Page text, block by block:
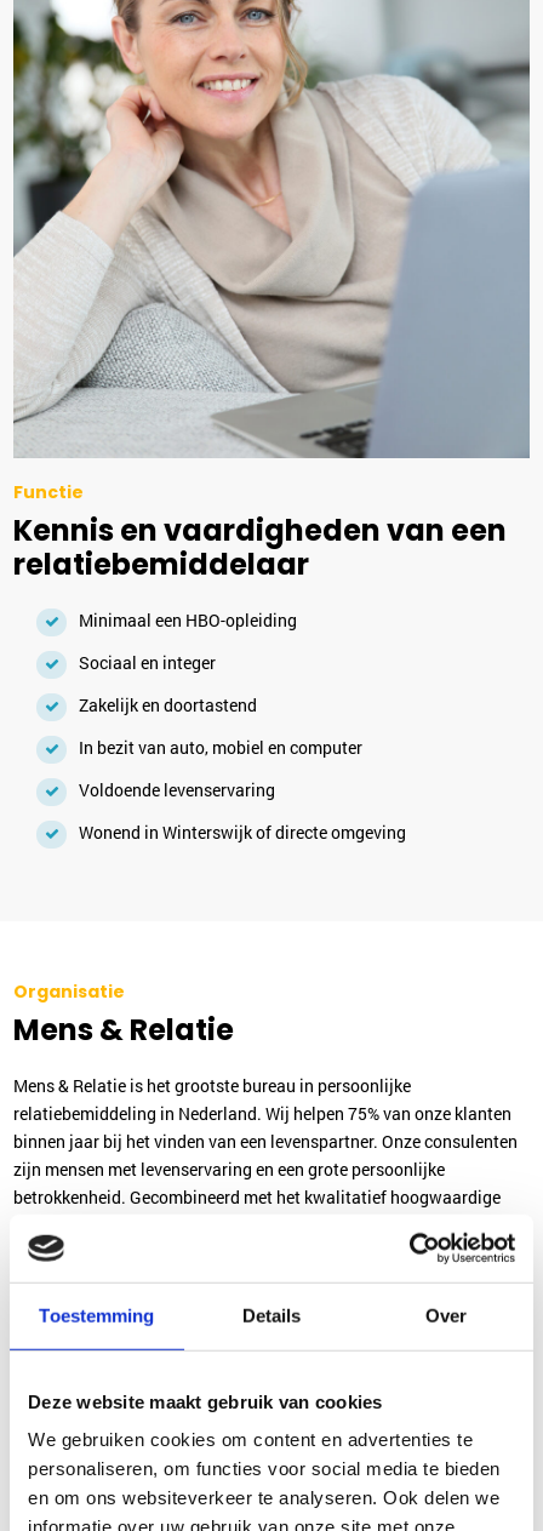
Toestemming Details Over
Deze website maakt gebruik van cookies
We gebruiken cookies om content en advertenties te
personaliseren, om functies voor social media te bieden
en om ons websiteverkeer te analyseren. Ook delen we
informatie over uw gebruik van onze site met onze
Functie
Kennis en vaardigheden van een
relatiebemiddelaar
Minimaal een HBO-opleiding
Sociaal en integer
Zakelijk en doortastend
In bezit van auto, mobiel en computer
Voldoende levenservaring
Wonend in Winterswijk of directe omgeving
Organisatie
Mens & Relatie
Mens & Relatie is het grootste bureau in persoonlijke
relatiebemiddeling in Nederland. Wij helpen 75% van onze klanten
binnen jaar bij het vinden van een levenspartner. Onze consulenten
zijn mensen met levenservaring en een grote persoonlijke
betrokkenheid. Gecombineerd met het kwalitatief hoogwaardige
zeer tevreden cliënten.
Wat bieden wij jou?
Gratis opleiding tot succesvolle matchmaker
Onderling contact met collega matchmakers